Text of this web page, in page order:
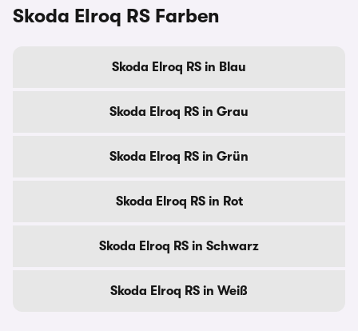
Skoda Elroq RS Farben
Skoda Elroq RS in Blau
Skoda Elroq RS in Grau
Skoda Elroq RS in Grün
Skoda Elroq RS in Rot
Skoda Elroq RS in Schwarz
Skoda Elroq RS in Weiß